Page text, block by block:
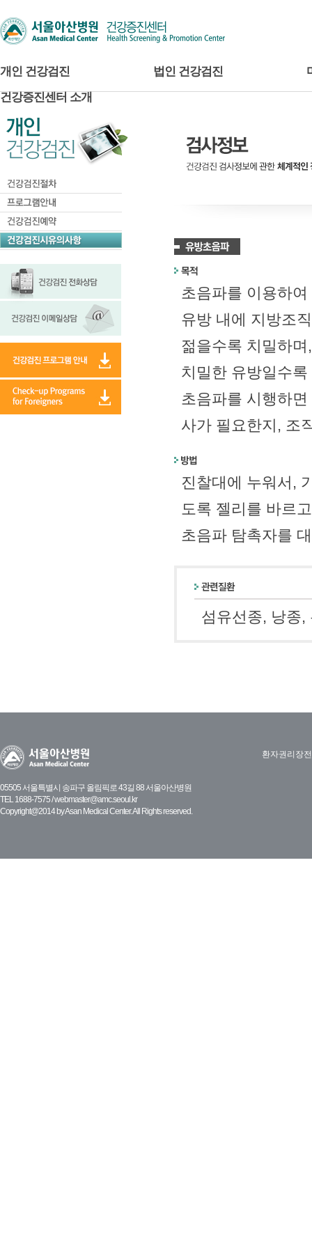
개인 건강검진 법인 건강검진
건강증진센터 소개
초음파를 이용하
유방 내에 지방조
젊을수록 치밀하며,
치밀한 유방일수
초음파를 시행하
사가 필요한지, 조
진찰대에 누워서,
도록 젤리를 바르
초음파 탐촉자를
섬유선종, 낭종,
05505 서울특별시 송파구 올림픽로 43길 88 서울아산병원
TEL 1688-7575 /webmaster@amc.seoul.kr
Copyright@2014 by Asan Medical Center. All Rights reserved.
환자권리장전